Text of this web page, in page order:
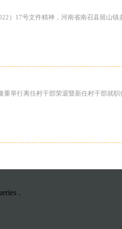
）17号文件精神，河南省南召县留
重举行离任村干部荣退暨新任村干部
.